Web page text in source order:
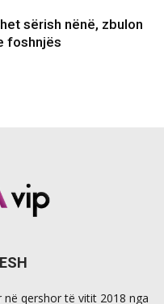
sërish nënë, zbulon
foshnjës
në qershor të vitit 2018 nga